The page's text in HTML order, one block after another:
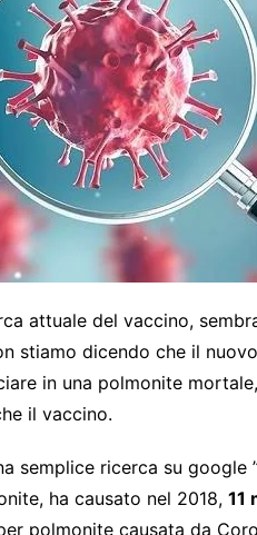
attuale del vaccino,
stiamo dicendo che il
in una polmonite
il vaccino.
semplice ricerca su
ha causato nel 2018, 11
polmonite causata da